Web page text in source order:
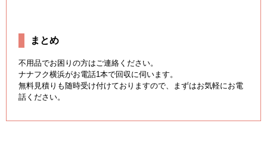
まとめ
不用品でお困りの方はご連絡ください。
ナナフク横浜がお電話1本で回収に伺います。
無料見積りも随時受け付けておりますので、まずはお気軽にお電
話ください。